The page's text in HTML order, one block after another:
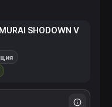
SHODOWN V